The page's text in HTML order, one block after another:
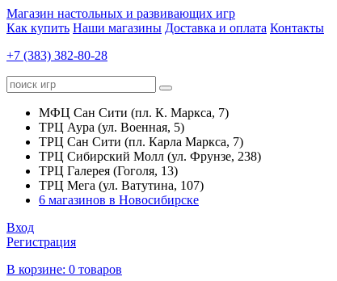
Магазин настольных и развивающих игр
Как купить Наши магазины Доставка и оплата Контакты
+7 (383) 382-80-28
МФЦ Сан Сити (пл. К. Маркса, 7)
ТРЦ Аура (ул. Военная, 5)
ТРЦ Сан Сити (пл. Карла Маркса, 7)
ТРЦ Сибирский Молл (ул. Фрунзе, 238)
ТРЦ Галерея (Гоголя, 13)
ТРЦ Мега (ул. Ватутина, 107)
6 магазинов в Новосибирске
Вход
Регистрация
В корзине: 0 товаров